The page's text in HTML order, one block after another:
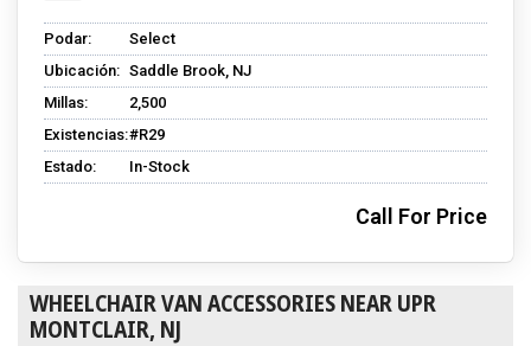
Podar:
Select
Ubicación: Saddle Brook, NJ
Millas:
2,500
Existencias:#R29
Estado:
In-Stock
Call For Price
WHEELCHAIR VAN ACCESSORIES NEAR UPR
MONTCLAIR, NJ